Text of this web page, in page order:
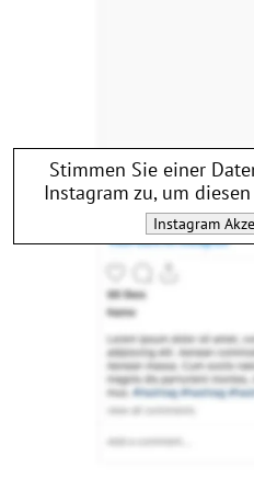
Stimmen Sie einer
Instagram zu, um
Instagram